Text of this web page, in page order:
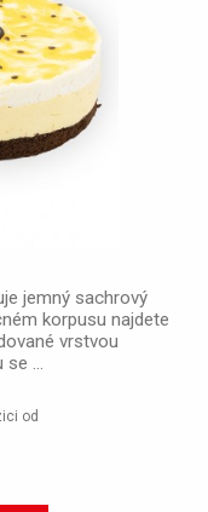
jemný sachrový
korpusu najdete
vrstvou
se ...
od